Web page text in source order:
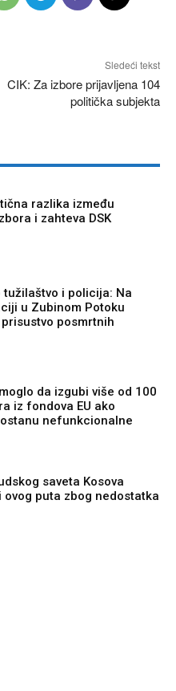
Sledeći tekst
CIK: Za izbore prijavljena 104
politička subjekta
razlika između
i zahteva DSK
tužilaštvo i policija: Na
u Zubinom Potoku
posmrtnih
da izgubi više od 100
iz fondova EU ako
nefunkcionalne
saveta Kosova
ovog puta zbog nedostatka